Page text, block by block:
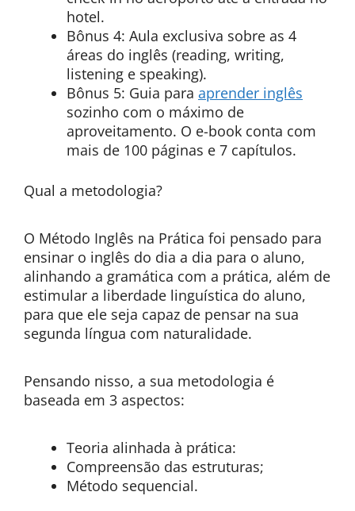
hotel.
Bônus 4: Aula exclusiva sobre as 4
áreas do inglês (reading, writing,
listening e speaking).
Bônus 5: Guia para aprender inglês
sozinho com o máximo de
aproveitamento. O e-book conta com
mais de 100 páginas e 7 capítulos.
Qual a metodologia?
O Método Inglês na Prática foi pensado para
ensinar o inglês do dia a dia para o aluno,
alinhando a gramática com a prática, além de
estimular a liberdade linguística do aluno,
para que ele seja capaz de pensar na sua
segunda língua com naturalidade.
Pensando nisso, a sua metodologia é
baseada em 3 aspectos:
Teoria alinhada à prática:
Compreensão das estruturas;
Método sequencial.